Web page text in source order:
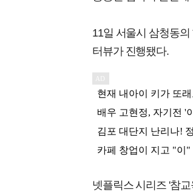
11일 서울시 삼청동
터뷰가 진행됐다.
넷플릭스 시리즈 '참